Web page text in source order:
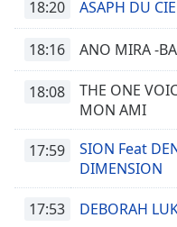
18:20 ASAPH DU
18:16 ANO MIRA -
18:08
THE ONE
MON AMI
17:59
SION Feat
DIMENSION
17:53 DEBORAH